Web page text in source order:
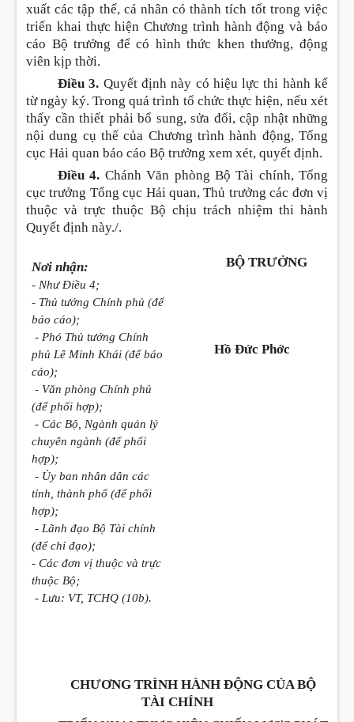
xuất các tập thể, cá nhân có thành tích tốt trong việc
triển khai thực hiện Chương trình hành động và báo
cáo Bộ trưởng đểcó hình thức khen thưởng, động
viên kịp thời.
Điều 3. Quyết định này có hiệu lực thi hành kể
từ ngày ký. Trong quá trình tổ chức thực hiện, nếu xét
thấy cần thiết phải bổ sung, sửa đổi, cập nhật những
nội dung cụ thể của Chương trình hành động, Tổng
cục Hải quan báo cáo Bộ trưởng xem xét, quyết định.
Điều 4. Chánh Văn phòng Bộ Tài chính, Tổng
cục trưởng Tổng cục Hải quan, Thủ trưởng các đơn vị
thuộc và trực thuộc Bộ chịu trách nhiệm thi hành
Quyết định này./.
Nơi nhận:
- Như Điều 4;
- Thủ tướng Chính phủ (để
báo cáo);
- Phó Thủ tướng Chính
phủ Lê Minh Khái (để báo
cáo);
- Văn phòng Chính phủ
(để phối hợp);
- Các Bộ, Ngành quản lý
chuyên ngành (để phối
hợp);
- Ủy ban nhân dân các
tỉnh, thành phố (đểphối
hợp);
- Lãnh đạo Bộ Tài chính
(để chỉ đạo);
- Các đơn vị thuộc và trực
thuộc Bộ;
- Lưu: VT, TCHQ (10b).
BỘ TRƯỞNG
Hồ Đức Phớc
CHƯƠNG TRÌNH HÀNH ĐỘNG CỦA BỘ
TÀI CHÍNH